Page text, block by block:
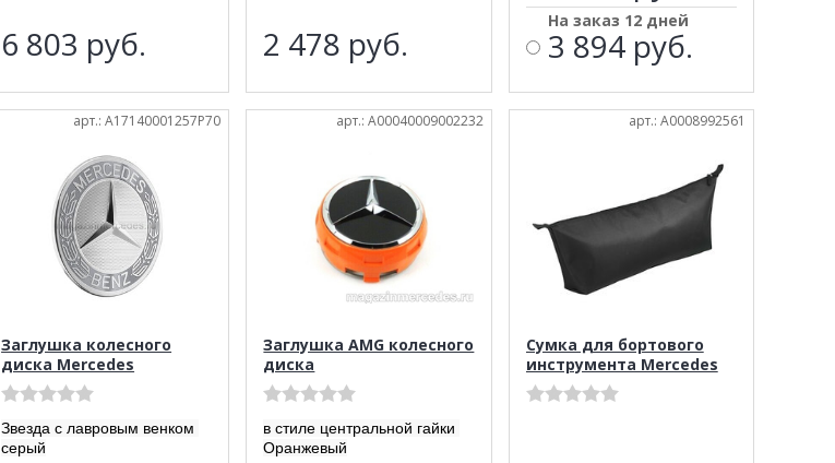
6 803 руб. 2 478 руб.
На заказ 12 дней
3 894 руб.
арт.: A17140001257P70
Заглушка колесного
диска Mercedes
Звезда с лавровым венком
серый
арт.: A00040009002232
Заглушка AMG колесного
диска
в стиле центральной гайки
Оранжевый
арт.: A0008992561
Сумка для бортового
инструмента Mercedes